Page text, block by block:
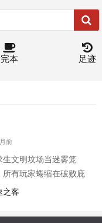
完本 足迹
前
生文明坟场当迷雾笼
有玩家蜷缩在破败庇
送到了神祇“无尽血肉”
碎骨，成了白毅唯一
之客